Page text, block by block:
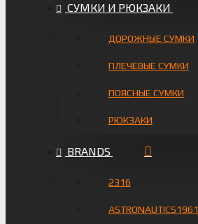
СУМКИ И РЮКЗАКИ
ДОРОЖНЫЕ СУМКИ
ПЛЕЧЕВЫЕ СУМКИ
ПОЯСНЫЕ СУМКИ
РЮКЗАКИ
BRANDS
2316
ASTRONAUTICS1961